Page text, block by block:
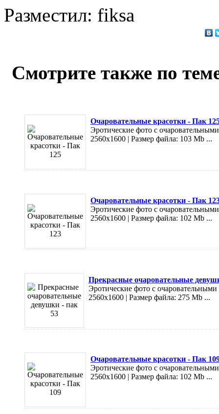
Разместил: fiksa
Смотрите также по
Очаровательные красотки - Пак
Эротические фото с
2560х1600 | Размер файла: 103 Mb ...
Очаровательные красотки - Пак
Эротические фото с
2560х1600 | Размер файла: 102 Mb ...
Прекрасные очаровательные
Эротические фото с
2560х1600 | Размер файла: 275 Mb ...
Очаровательные красотки - Пак
Эротические фото с
2560х1600 | Размер файла: 102 Mb ...